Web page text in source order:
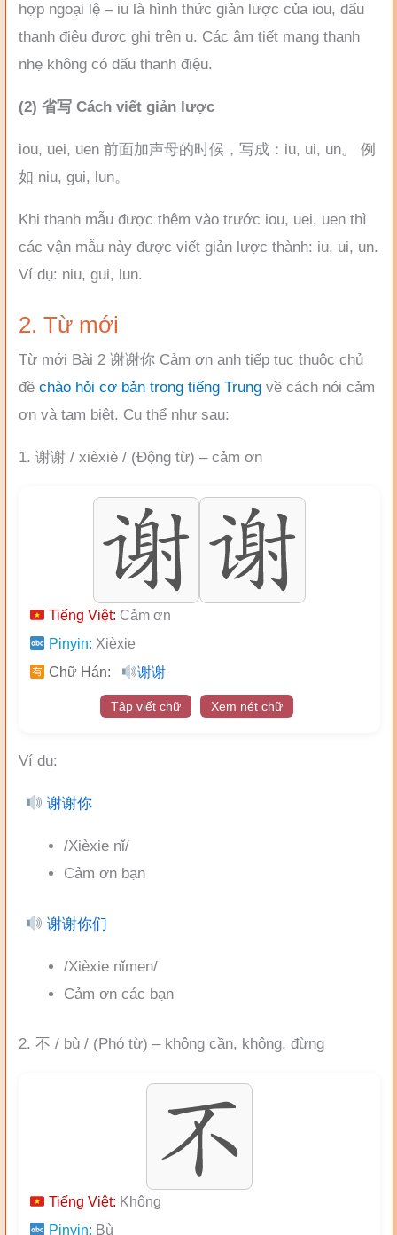
hợp ngoại lệ – iu là hình thức giản lược của iou, dấu
thanh điệu được ghi trên u. Các âm tiết mang thanh
nhẹ không có dấu thanh điệu.
(2) 省写 Cách viết giản lược
iou, uei, uen 前面加声母的时候，写成：iu, ui, un。 例
如 niu, gui, lun。
Khi thanh mẫu được thêm vào trước iou, uei, uen thì
các vận mẫu này được viết giản lược thành: iu, ui, un.
Ví dụ: niu, gui, lun.
2. Từ mới
Từ mới Bài 2 谢谢你 Cảm ơn anh tiếp tục thuộc chủ
đề chào hỏi cơ bản trong tiếng Trung về cách nói cảm
ơn và tạm biệt. Cụ thể như sau:
1. 谢谢 / xièxiè / (Động từ) – cảm ơn
Tiếng Việt: Cảm ơn
Pinyin: Xièxie
Chữ Hán:
谢谢
Tập viết chữ Xem nét chữ
Ví dụ:
谢谢你
/Xièxie nǐ/
Cảm ơn bạn
谢谢你们
/Xièxie nǐmen/
Cảm ơn các bạn
2. 不 / bù / (Phó từ) – không cần, không, đừng
Tiếng Việt: Không
Pinyin: Bù